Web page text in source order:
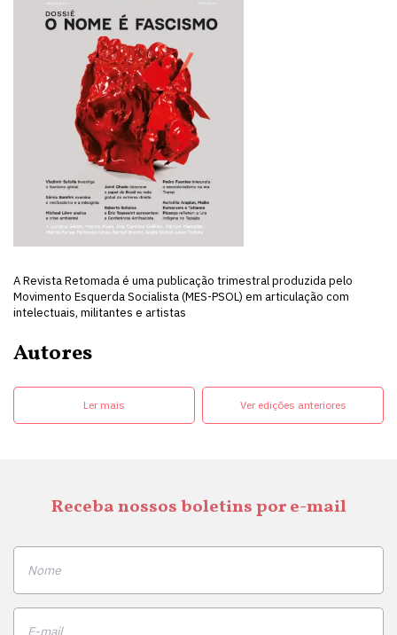
A Revista Retomada é uma publicação trimestral produzida pelo
Movimento Esquerda Socialista (MES-PSOL) em articulação com
intelectuais, militantes e artistas
Autores
Ler mais Ver edições anteriores
Receba nossos boletins por e-mail